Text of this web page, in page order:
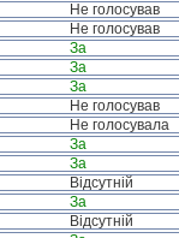
Не голосував
Не голосував
За
За
За
Не голосував
Не голосувала
За
За
Відсутній
За
Відсутній